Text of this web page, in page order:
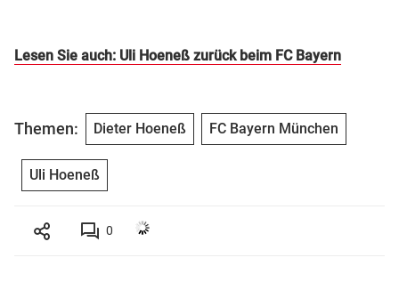
Lesen Sie auch: Uli Hoeneß zurück beim FC Bayern
Themen: Dieter Hoeneß FC Bayern München
Uli Hoeneß
0